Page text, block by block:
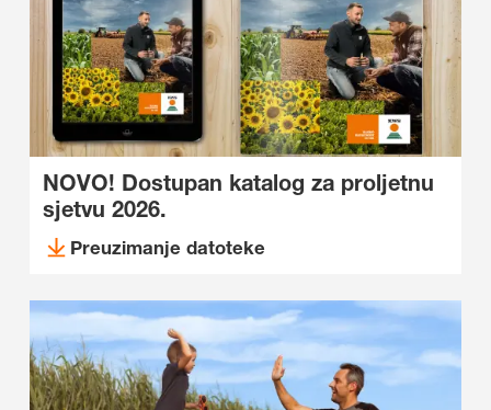
NOVO! Dostupan katalog za proljetnu
sjetvu 2026.
Preuzimanje datoteke